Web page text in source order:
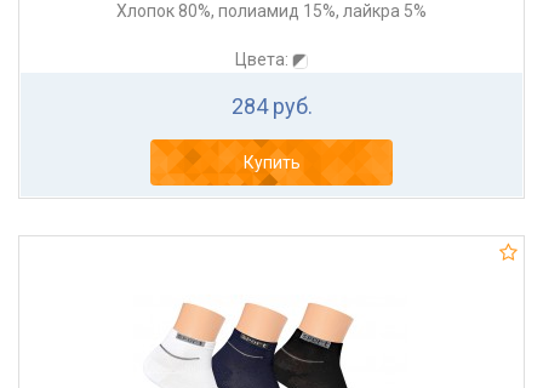
Хлопок 80%, полиамид 15%, лайкра 5%
Цвета:
284 руб.
Купить